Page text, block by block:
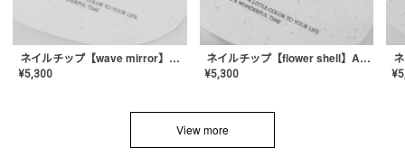
ネイルチップ【wave mirror】AE-CONA-04
¥5,300
ネイルチップ【flower shell】AE-CONA-03
¥5,300 ¥
View more